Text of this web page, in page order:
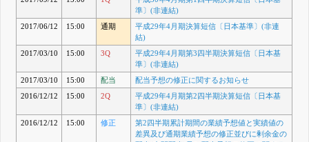
準〕(非連結)
2017/06/12
15:00 通期
平成29年4月期決算短信〔日本基準〕(非連
結)
2017/03/10
15:00 3Q
平成29年4月期第3四半期決算短信〔日本基
準〕(非連結)
2017/03/10
15:00 配当
配当予想の修正に関するお知らせ
2016/12/12
15:00 2Q
平成29年4月期第2四半期決算短信〔日本基
準〕(非連結)
2016/12/12
15:00 修正
第2四半期累計期間の業績予想値と実績値の
差異及び通期業績予想の修正並びに剰余金の